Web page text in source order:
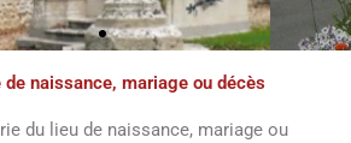
Paroisse
de naissance, mariage ou décès
du lieu de naissance, mariage ou